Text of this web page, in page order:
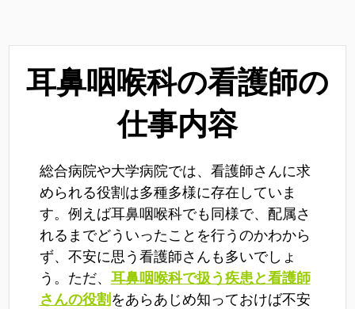
耳鼻咽喉科の看護師の
仕事内容
総合病院や大学病院では、看護師さんに求
められる役割は多種多様に存在していま
す。例えば耳鼻咽喉科でも同様で、配属さ
れるまでどういったことを行うのかわから
ず、不安に思う看護師さんも多いでしょ
う。ただ、 耳鼻咽喉科で扱う疾患と看護師
さんの役割をあらあじめ知っておけば不安